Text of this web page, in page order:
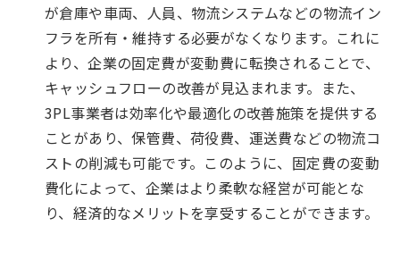
が倉庫や車両、人員、物流システムなどの物流イン
フラを所有・維持する必要がなくなります。これに
より、企業の固定費が変動費に転換されることで、
キャッシュフローの改善が見込まれます。また、
3PL事業者は効率化や最適化の改善施策を提供する
ことがあり、保管費、荷役費、運送費などの物流コ
ストの削減も可能です。このように、固定費の変動
費化によって、企業はより柔軟な経営が可能とな
り、経済的なメリットを享受することができます。